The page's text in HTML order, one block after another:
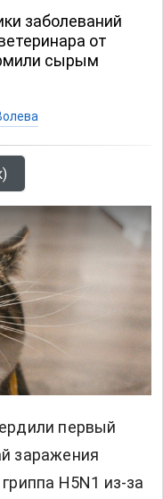
заболеваний
от
сырым
первый
заражения
H5N1 из-за